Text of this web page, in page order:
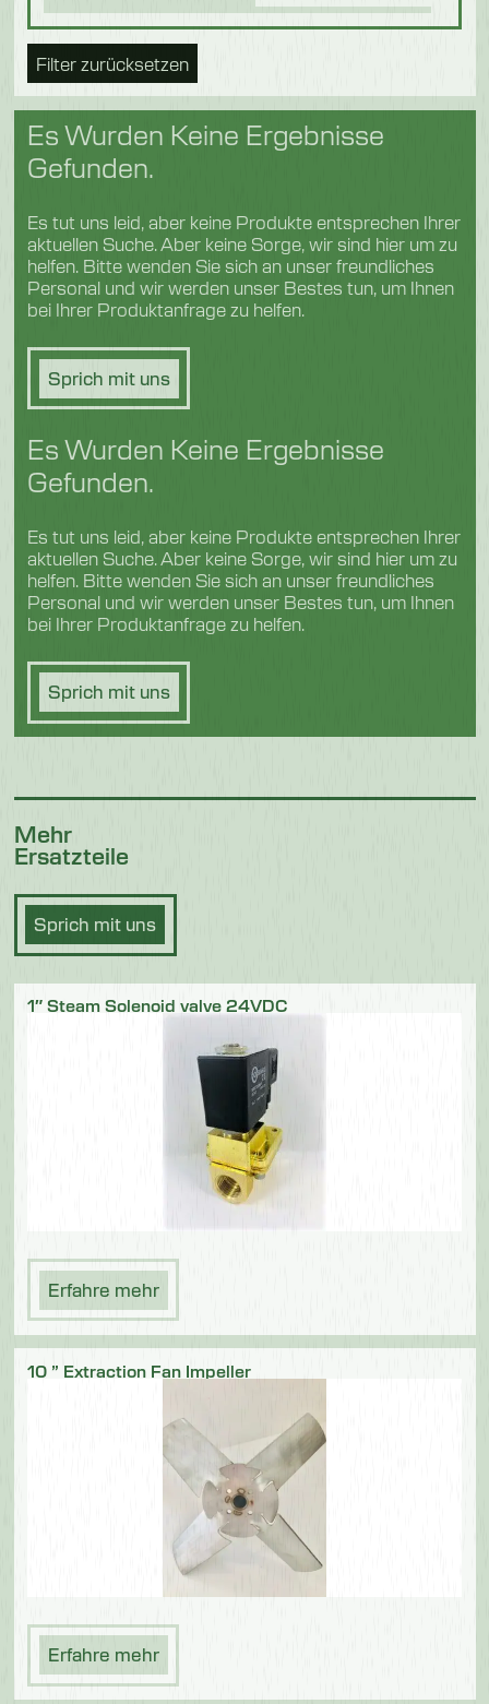
Verarbeitung von Lebensmitteln
Bäckerei
Lebensmittel der Zukunft
Nahrung für Haustiere
Schokolade
Süßwaren
Molkerei
Fische
Obst & Gemüse
Geflügel und Fleisch
Filter zurücksetzen
Es Wurden Keine Ergebnisse
Gefunden.
Es tut uns leid, aber keine Produkte entsprechen Ihrer
aktuellen Suche. Aber keine Sorge, wir sind hier um zu
helfen. Bitte wenden Sie sich an unser freundliches
Personal und wir werden unser Bestes tun, um Ihnen
bei Ihrer Produktanfrage zu helfen.
Sprich mit uns
Es Wurden Keine Ergebnisse
Gefunden.
Es tut uns leid, aber keine Produkte entsprechen Ihrer
aktuellen Suche. Aber keine Sorge, wir sind hier um zu
helfen. Bitte wenden Sie sich an unser freundliches
Personal und wir werden unser Bestes tun, um Ihnen
bei Ihrer Produktanfrage zu helfen.
Sprich mit uns
Mehr
Ersatzteile
Sprich mit uns
1″ Steam Solenoid valve 24VDC
Erfahre mehr
10 ” Extraction Fan Impeller
Erfahre mehr